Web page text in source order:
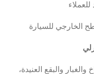
الخارجي للسيارة
والبقع العنيدة،